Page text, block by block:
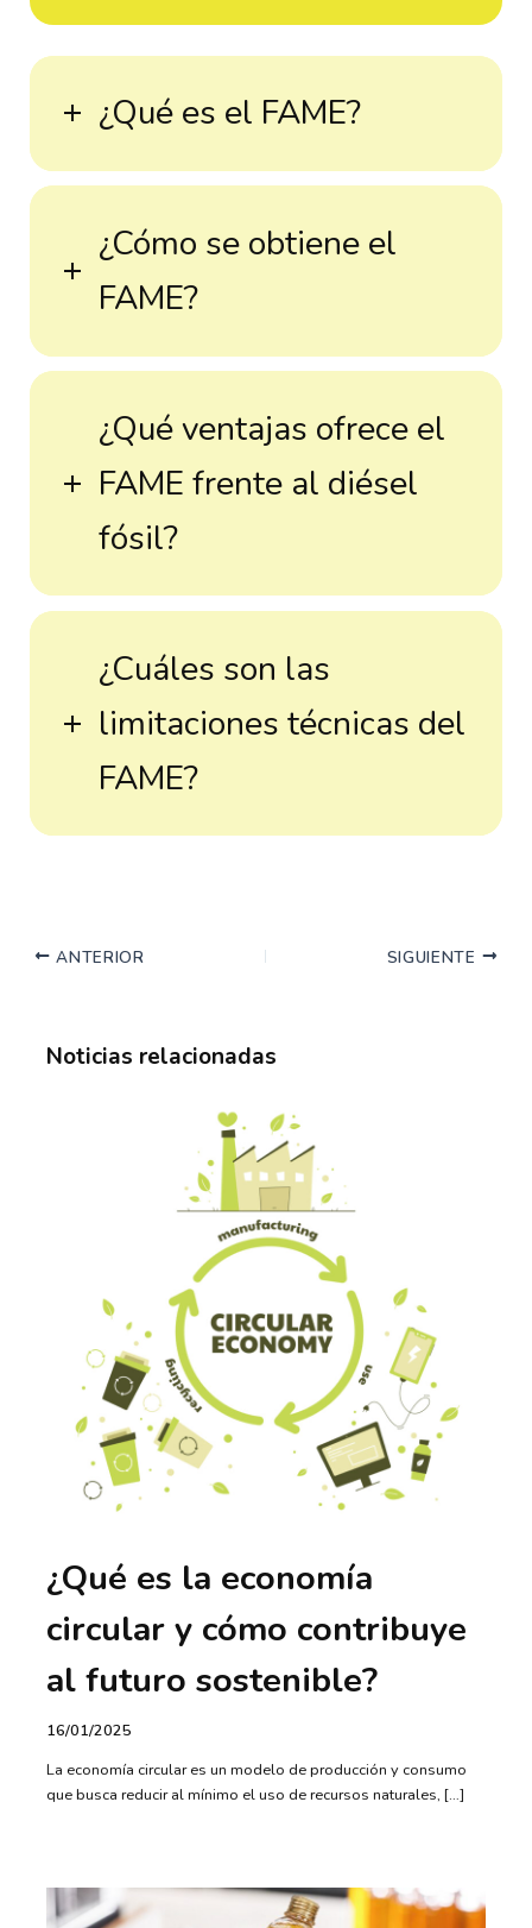
¿Qué es el FAME?
¿Cómo se obtiene el
FAME?
¿Qué ventajas ofrece el
FAME frente al diésel
fósil?
¿Cuáles son las
limitaciones técnicas del
FAME?
ANTERIOR SIGUIENTE
Noticias relacionadas
¿Qué es la economía
circular y cómo contribuye
al futuro sostenible?
16/01/2025
La economía circular es un modelo de producción y consumo
que busca reducir al mínimo el uso de recursos naturales, […]